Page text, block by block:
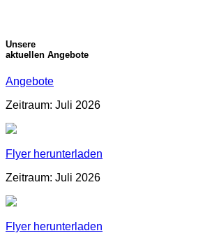
Unsere
aktuellen Angebote
Angebote
Zeitraum: Juli 2026
Flyer herunterladen
Zeitraum: Juli 2026
Flyer herunterladen